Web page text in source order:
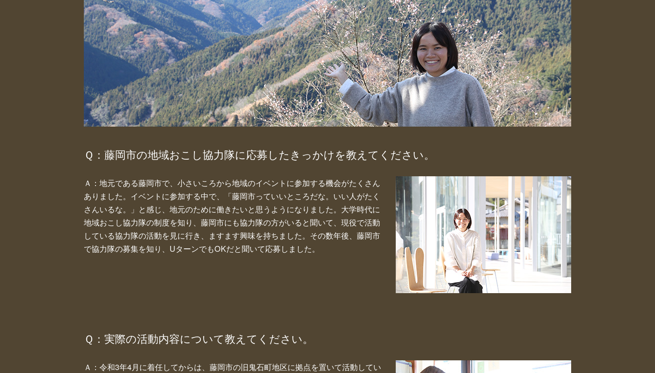
Ｑ：藤岡市の地域おこし協力隊に応募したきっかけを教えてください。
Ａ：地元である藤岡市で、小さいころから地域のイベントに参加する機会がたくさん
ありました。イベントに参加する中で、「藤岡市っていいところだな。いい人がたく
さんいるな。」と感じ、地元のために働きたいと思うようになりました。大学時代に
地域おこし協力隊の制度を知り、藤岡市にも協力隊の方がいると聞いて、現役で活動
している協力隊の活動を見に行き、ますます興味を持ちました。その数年後、藤岡市
で協力隊の募集を知り、UターンでもOKだと聞いて応募しました。
Ｑ：実際の活動内容について教えてください。
Ａ：令和3年4月に着任してからは、藤岡市の旧鬼石町地区に拠点を置いて活動してい